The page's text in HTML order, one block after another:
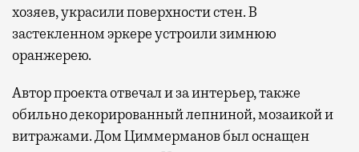
хозяев, украсили поверхности стен. В
застекленном эркере устроили зимнюю
оранжерею.
Автор проекта отвечал и за интерьер, также
обильно декорированный лепниной, мозаикой и
витражами. Дом Циммерманов был оснащен